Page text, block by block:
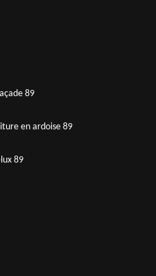
89
en ardoise 89
89